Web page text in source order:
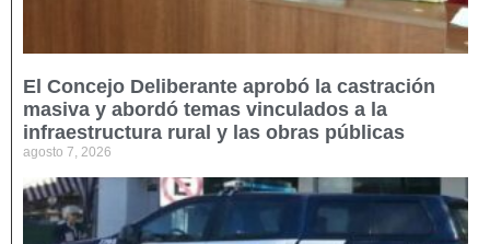
El Concejo Deliberante aprobó la castración
masiva y abordó temas vinculados a la
infraestructura rural y las obras públicas
agosto 7, 2026